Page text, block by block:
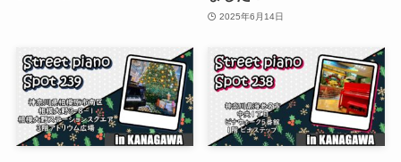
2025年6月14日